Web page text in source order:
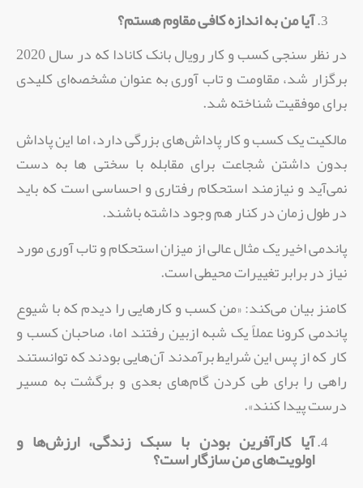
آیا من به اندازه کافی مقاوم هستم؟
در نظر سنجی کسب و کار رویال بانک کانادا که در سال 2020
برگزار شد، ‌مقاومت و تاب آوری به عنوان مشخصه‌ای کلیدی
برای موفقیت شناخته شد.
مالکیت یک کسب و کار پاداش‌های بزرگی دارد، اما این پاداش
بدون داشتن شجاعت برای مقابله با سختی ها به دست
نمی‌آید و نیازمند استحکام رفتاری و احساسی است که باید
در طول زمان در کنار هم وجود داشته باشند.
پاندمی اخیر یک مثال عالی از میزان استحکام و تاب آوری مورد
نیاز در برابر تغییرات محیطی است.
کامنز بیان می‌کند: «من کسب و کار‌هایی را دیدم که با شیوع
پاندمی کرونا عملاً یک شبه ازبین رفتند اما،‌ صاحبان کسب و
کار که از پس این شرایط برآمدند آن‌هایی بودند که توانستند
راهی را برای طی کردن گام‌های بعدی و برگشت به مسیر
درست پیدا کنند».
آیا کارآفرین بودن با سبک زندگی، ارزش‌ها و
اولویت‌های من سازگار است؟